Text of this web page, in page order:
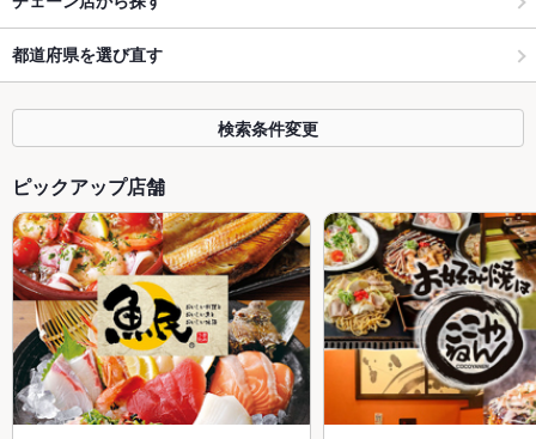
都道府県を選び直す
検索条件変更
ピックアップ店舗